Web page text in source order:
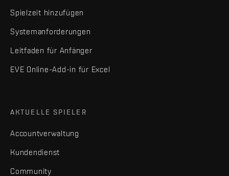
Spielzeit hinzufügen
Systemanforderungen
Leitfaden für Anfänger
EVE Online-Add-in für Excel
AKTUELLE SPIELER
Accountverwaltung
Kundendienst
Community